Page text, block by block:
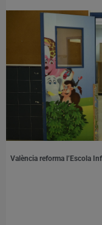
València reforma l’Escola